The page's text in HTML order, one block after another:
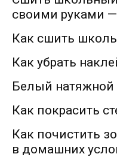
своими руками
Как сшить
Как убрать
Белый натяжной
Как покрасить
Как почистить
в домашних